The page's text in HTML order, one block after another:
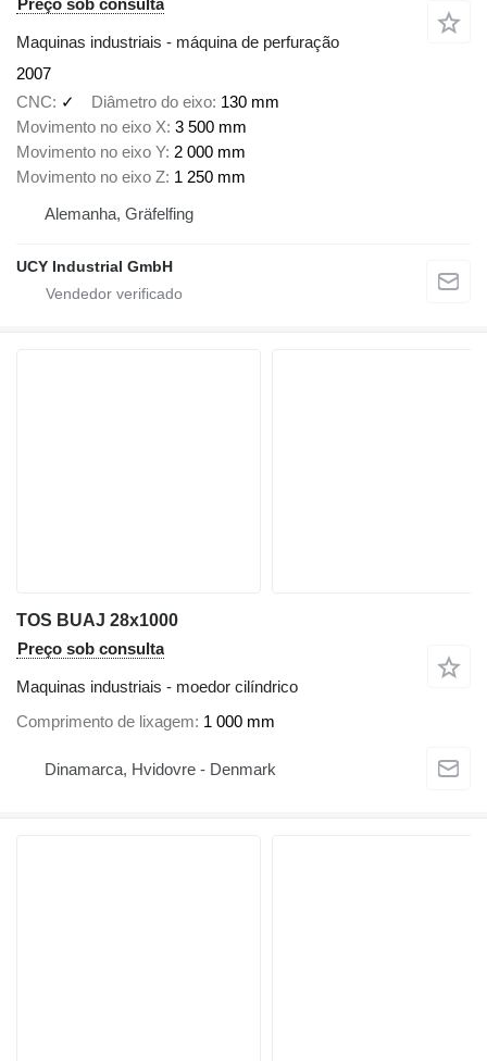
Maquinas industriais - máquina de perfuração
2007
CNC
✓ Diâmetro do eixo 130 mm
Movimento no eixo X 3 500 mm
Movimento no eixo Y 2 000 mm
Movimento no eixo Z 1 250 mm
Alemanha, Gräfelfing
UCY Industrial GmbH
TOS BUAJ 28x1000
Preço sob consulta
Maquinas industriais - moedor cilíndrico
Comprimento de lixagem 1 000 mm
Dinamarca, Hvidovre - Denmark